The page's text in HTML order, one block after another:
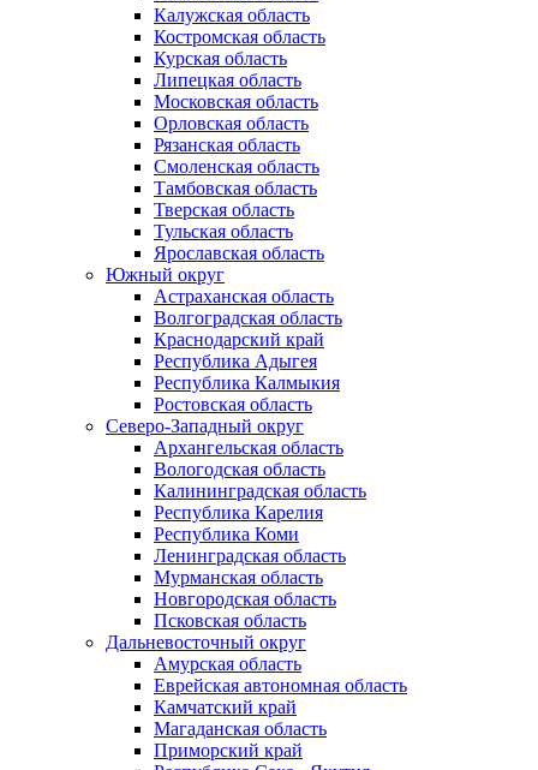
Калужская область
Костромская область
Курская область
Липецкая область
Московская область
Орловская область
Рязанская область
Смоленская область
Тамбовская область
Тверская область
Тульская область
Ярославская область
Южный округ
Астраханская область
Волгоградская область
Краснодарский край
Республика Адыгея
Республика Калмыкия
Ростовская область
Северо-Западный округ
Архангельская область
Вологодская область
Калининградская область
Республика Карелия
Республика Коми
Ленинградская область
Мурманская область
Новгородская область
Псковская область
Дальневосточный округ
Амурская область
Еврейская автономная область
Камчатский край
Магаданская область
Приморский край